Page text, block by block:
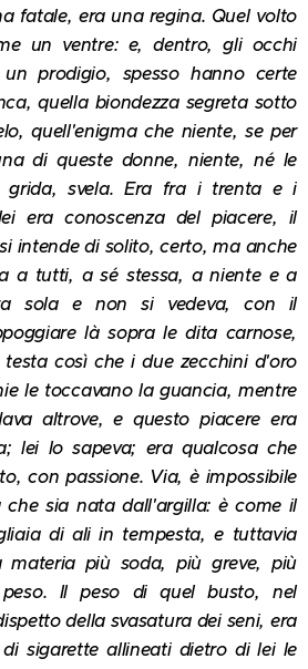
fatale, era una regina. Quel volto
un ventre: e, dentro, gli occhi
prodigio, spesso hanno certe
quella biondezza segreta sotto
quell'enigma che niente, se per
di queste donne, niente, né le
grida, svela. Era fra i trenta e i
era conoscenza del piacere, il
intende di solito, certo, ma anche
a tutti, a sé stessa, a niente e a
sola e non si vedeva, con il
là sopra le dita carnose,
così che i due zecchini d'oro
le toccavano la guancia, mentre
altrove, e questo piacere era
lei lo sapeva; era qualcosa che
con passione. Via, è impossibile
sia nata dall'argilla: è come il
di ali in tempesta, e tuttavia
materia più soda, più greve, più
Il peso di quel busto, nel
della svasatura dei seni, era
sigarette allineati dietro di lei le